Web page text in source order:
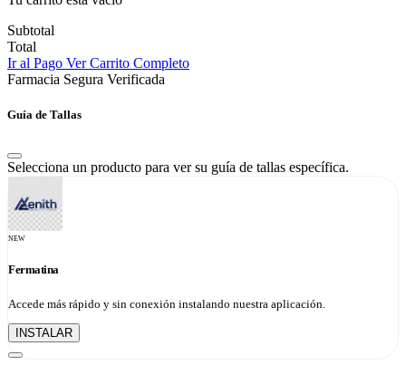
Subtotal
Total
Ir al Pago Ver Carrito Completo
Farmacia Segura Verificada
Guía de Tallas
Selecciona un producto para ver su guía de tallas específica.
NEW
Fermatina
Accede más rápido y sin conexión instalando nuestra aplicación.
INSTALAR